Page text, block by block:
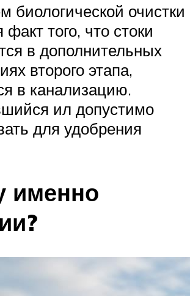
биологической очистки
факт того, что стоки
в дополнительных
второго этапа,
в канализацию.
ил допустимо
для удобрения
именно